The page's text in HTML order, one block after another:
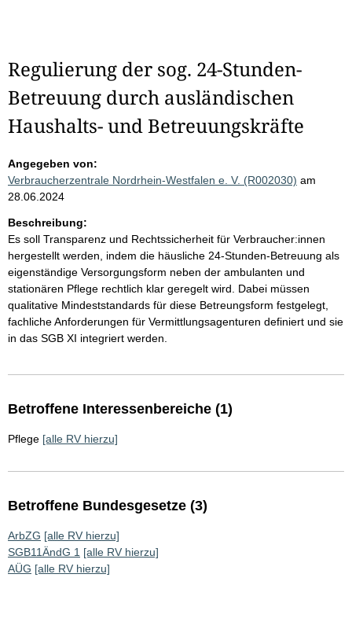
Regulierung der sog. 24-Stunden-
Betreuung durch ausländischen
Haushalts- und Betreuungskräfte
Angegeben von:
Verbraucherzentrale Nordrhein-Westfalen e. V. (R002030) am
28.06.2024
Beschreibung:
Es soll Transparenz und Rechtssicherheit für Verbraucher:innen
hergestellt werden, indem die häusliche 24-Stunden-Betreuung als
eigenständige Versorgungsform neben der ambulanten und
stationären Pflege rechtlich klar geregelt wird. Dabei müssen
qualitative Mindeststandards für diese Betreungsform festgelegt,
fachliche Anforderungen für Vermittlungsagenturen definiert und sie
in das SGB XI integriert werden.
Betroffene Interessenbereiche (1)
Pflege [alle RV hierzu]
Betroffene Bundesgesetze (3)
ArbZG [alle RV hierzu]
SGB11ÄndG 1 [alle RV hierzu]
AÜG [alle RV hierzu]